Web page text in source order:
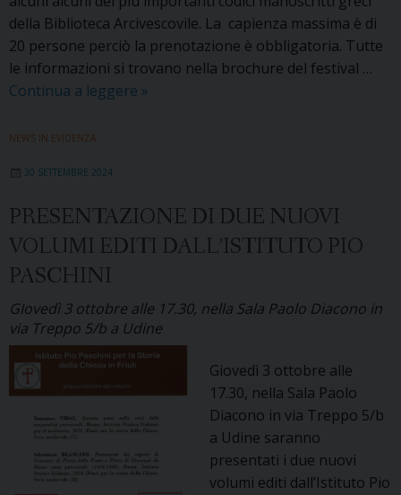
della Biblioteca Arcivescovile. La capienza massima è di
20 persone perciò la prenotazione è obbligatoria. Tutte
le informazioni si trovano nella brochure del festival …
Continua a leggere Conferenza
festival
Collega-
»
NEWS IN EVIDENZA
30 SETTEMBRE 2024
PRESENTAZIONE DI DUE NUOVI
VOLUMI EDITI DALL’ISTITUTO PIO
PASCHINI
GIovedì 3 ottobre alle 17.30, nella Sala Paolo Diacono in
via Treppo 5/b a Udine
Giovedì 3 ottobre alle
17.30, nella Sala Paolo
Diacono in via Treppo 5/b
a Udine saranno
presentati i due nuovi
volumi editi dall’Istituto Pio